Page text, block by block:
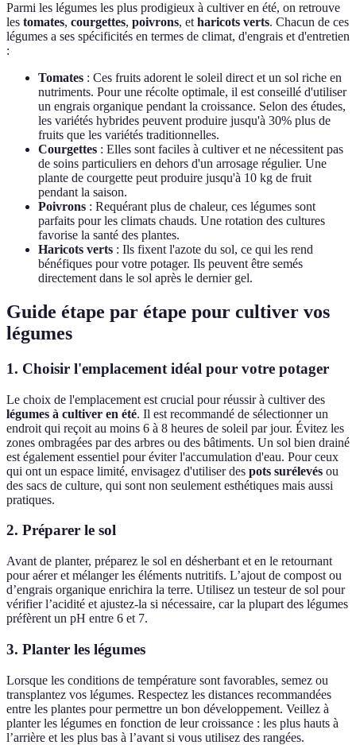
Parmi les légumes les plus prodigieux à cultiver en été, on retrouve
les tomates, courgettes, poivrons, et haricots verts. Chacun de ces
légumes a ses spécificités en termes de climat, d'engrais et d'entretien
:
Tomates : Ces fruits adorent le soleil direct et un sol riche en
nutriments. Pour une récolte optimale, il est conseillé d'utiliser
un engrais organique pendant la croissance. Selon des études,
les variétés hybrides peuvent produire jusqu'à 30% plus de
fruits que les variétés traditionnelles.
Courgettes : Elles sont faciles à cultiver et ne nécessitent pas
de soins particuliers en dehors d'un arrosage régulier. Une
plante de courgette peut produire jusqu'à 10 kg de fruit
pendant la saison.
Poivrons : Requérant plus de chaleur, ces légumes sont
parfaits pour les climats chauds. Une rotation des cultures
favorise la santé des plantes.
Haricots verts : Ils fixent l'azote du sol, ce qui les rend
bénéfiques pour votre potager. Ils peuvent être semés
directement dans le sol après le dernier gel.
Guide étape par étape pour cultiver vos
légumes
1. Choisir l'emplacement idéal pour votre potager
Le choix de l'emplacement est crucial pour réussir à cultiver des
légumes à cultiver en été. Il est recommandé de sélectionner un
endroit qui reçoit au moins 6 à 8 heures de soleil par jour. Évitez les
zones ombragées par des arbres ou des bâtiments. Un sol bien drainé
est également essentiel pour éviter l'accumulation d'eau. Pour ceux
qui ont un espace limité, envisagez d'utiliser des pots surélevés ou
des sacs de culture, qui sont non seulement esthétiques mais aussi
pratiques.
2. Préparer le sol
Avant de planter, préparez le sol en désherbant et en le retournant
pour aérer et mélanger les éléments nutritifs. L’ajout de compost ou
d’engrais organique enrichira la terre. Utilisez un testeur de sol pour
vérifier l’acidité et ajustez-la si nécessaire, car la plupart des légumes
préfèrent un pH entre 6 et 7.
3. Planter les légumes
Lorsque les conditions de température sont favorables, semez ou
transplantez vos légumes. Respectez les distances recommandées
entre les plantes pour permettre un bon développement. Veillez à
planter les légumes en fonction de leur croissance : les plus hauts à
l’arrière et les plus bas à l’avant si vous utilisez des rangées.